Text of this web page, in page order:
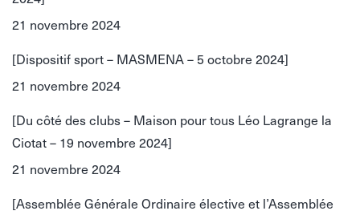
21 novembre 2024
[Dispositif sport – MASMENA – 5 octobre 2024]
21 novembre 2024
[Du côté des clubs – Maison pour tous Léo Lagrange la
Ciotat – 19 novembre 2024]
21 novembre 2024
[Assemblée Générale Ordinaire élective et l’Assemblée